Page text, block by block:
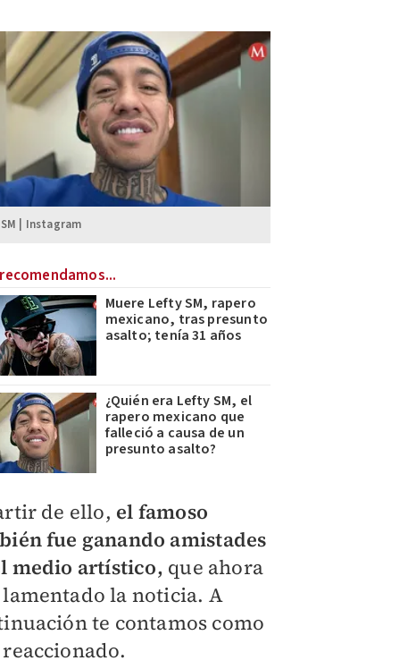
| Instagram
Muere Lefty SM, rapero
mexicano, tras presunto
asalto; tenía 31 años
¿Quién era Lefty SM, el
rapero mexicano que
falleció a causa de un
presunto asalto?
de ello, el famoso
fue ganando amistades
medio artístico, que ahora
la noticia. A
te contamos como